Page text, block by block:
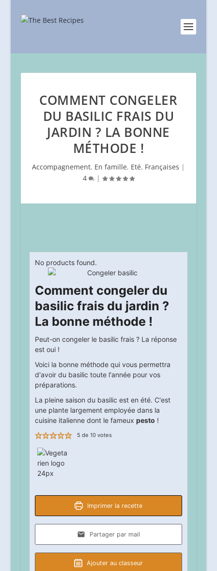
COMMENT CONGELER
DU BASILIC FRAIS DU
JARDIN ? LA BONNE
MÉTHODE !
Accompagnement, En famille, Eté, Françaises |
4
|
No products found.
Comment congeler du
basilic frais du jardin ?
La bonne méthode !
Peut-on congeler le basilic frais ? La réponse
est oui !
Voici la bonne méthode qui vous permettra
d'avoir du basilic toute l'année pour vos
préparations.
La pleine saison du basilic est en été. C'est
une plante largement employée dans la
cuisine italienne dont le fameux pesto !
5 de 10votes
Imprimer la recette
Partager par mail
Ajouter au classeur